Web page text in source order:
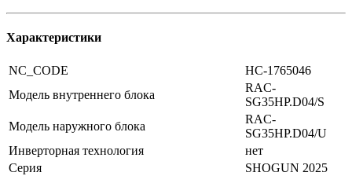
Характеристики
NC_CODE
НС-1765046
Модель внутреннего блока
RAC-
SG35HP.D04/S
Модель наружного блока
RAC-
SG35HP.D04/U
Инверторная технология
нет
Серия
SHOGUN 2025